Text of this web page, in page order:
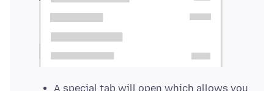
A special tab will open which allows you